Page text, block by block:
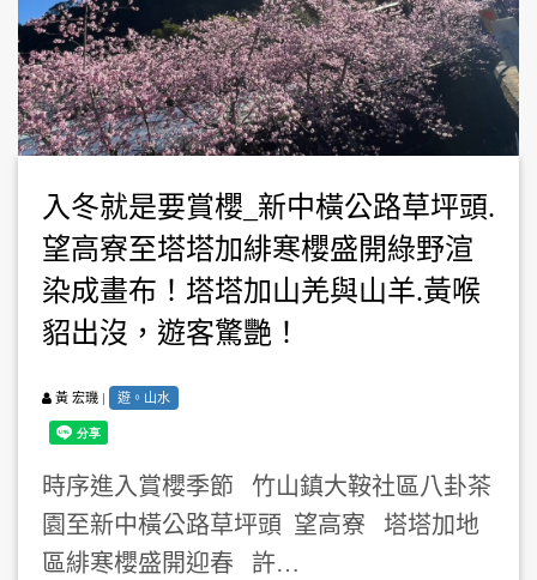
入冬就是要賞櫻_新中橫公路草坪頭.
望高寮至塔塔加緋寒櫻盛開綠野渲
染成畫布！塔塔加山羌與山羊.黃喉
貂出沒，遊客驚艷！
黃 宏璣 | 遊。山水
時序進入賞櫻季節 竹山鎮大鞍社區八卦茶
園至新中橫公路草坪頭 望高寮 塔塔加地
區緋寒櫻盛開迎春 許…